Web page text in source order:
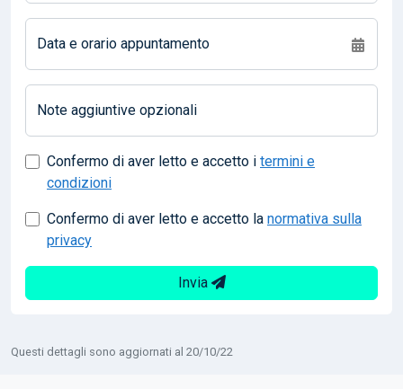
Data e orario appuntamento
Note aggiuntive opzionali
Confermo di aver letto e accetto i termini e
condizioni
Confermo di aver letto e accetto la normativa sulla
privacy
Invia
Questi dettagli sono aggiornati al 20/10/22